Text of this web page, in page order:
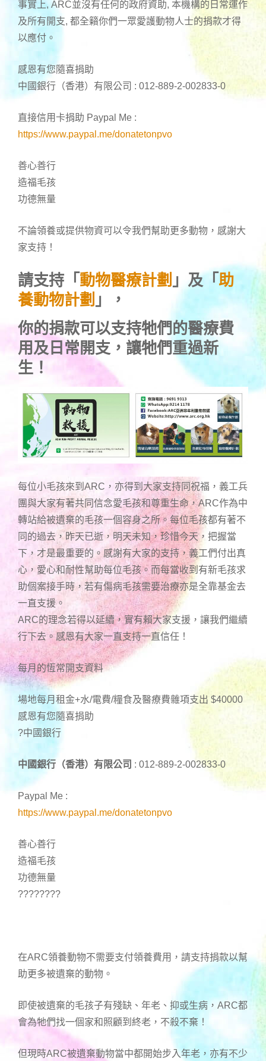
事實上, ARC並沒有任何的政府資助, 本機構的日常運作
及所有開支, 都全籟你們一眾愛護動物人士的捐款才得
以應付。
感恩有您隨喜捐助
中國銀行（香港）有限公司 : 012-889-2-002833-0
直接信用卡捐助 Paypal Me :
https://www.paypal.me/donatetonpvo
善心善行
造福毛孩
功德無量
不論領養或提供物資可以令我們幫助更多動物，感謝大
家支持！
請支持「 動物醫療計劃 」及「 助
養動物計劃 」，
你的捐款可以支持牠們的醫療費
用及日常開支，讓牠們重過新
生！
每位小毛孩來到ARC，亦得到大家支持同祝福，義工兵
團與大家有著共同信念愛毛孩和尊重生命，ARC作為中
轉站給被遺棄的毛孩一個容身之所。每位毛孩都有著不
同的過去，昨天已逝，明天未知，珍惜今天，把握當
下，才是最重要的。感謝有大家的支持，義工們付出真
心，愛心和耐性幫助每位毛孩。而每當收到有新毛孩求
助個案接手時，若有傷病毛孩需要治療亦是全靠基金去
一直支援。
ARC的理念若得以延續，實有賴大家支援，讓我們繼續
行下去。感恩有大家一直支持一直信任！
每月的恆常開支資料
場地每月租金+水/電費/糧食及醫療費雜項支出 $40000
感恩有您隨喜捐助
?中國銀行
中國銀行（香港）有限公司 : 012-889-2-002833-0
Paypal Me :
https://www.paypal.me/donatetonpvo
善心善行
造福毛孩
功德無量
????????
在ARC領養動物不需要支付領養費用，請支持捐款以幫
助更多被遺棄的動物。
即使被遺棄的毛孩子有殘缺、年老、抑或生病，ARC都
會為牠們找一個家和照顧到終老，不殺不棄！
但現時ARC被遺棄動物當中都開始步入年老，亦有不少